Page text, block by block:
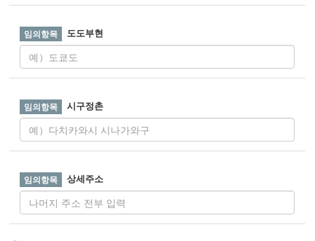
도도부현
시구정촌
상세주소